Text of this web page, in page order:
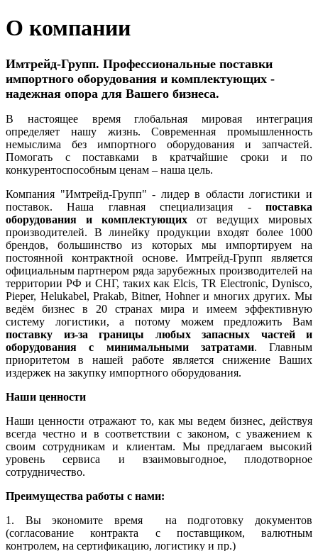
О компании
Имтрейд-Групп. Профессиональные поставки
импортного оборудования и комплектующих -
надежная опора для Вашего бизнеса.
В настоящее время глобальная мировая интеграция
определяет нашу жизнь. Современная промышленность
немыслима без импортного оборудования и запчастей.
Помогать с поставками в кратчайшие сроки и по
конкурентоспособным ценам – наша цель.
Компания "Имтрейд-Групп" - лидер в области логистики и
поставок. Наша главная специализация - поставка
оборудования и комплектующих от ведущих мировых
производителей. В линейку продукции входят более 1000
брендов, большинство из которых мы импортируем на
постоянной контрактной основе. Имтрейд-Групп является
официальным партнером ряда зарубежных производителей на
территории РФ и СНГ, таких как Elcis, TR Electronic, Dynisco,
Pieper, Helukabel, Prakab, Bitner, Hohner и многих других. Мы
ведём бизнес в 20 странах мира и имеем эффективную
систему логистики, а потому можем предложить Вам
поставку из-за границы любых запасных частей и
оборудования с минимальными затратами. Главным
приоритетом в нашей работе является снижение Ваших
издержек на закупку импортного оборудования.
Наши ценности
Наши ценности отражают то, как мы ведем бизнес, действуя
всегда честно и в соответствии с законом, с уважением к
своим сотрудникам и клиентам. Мы предлагаем высокий
уровень сервиса и взаимовыгодное, плодотворное
сотрудничество.
Преимущества работы с нами:
1. Вы экономите время на подготовку документов
(согласование контракта с поставщиком, валютным
контролем, на сертификацию, логистику и пр.)